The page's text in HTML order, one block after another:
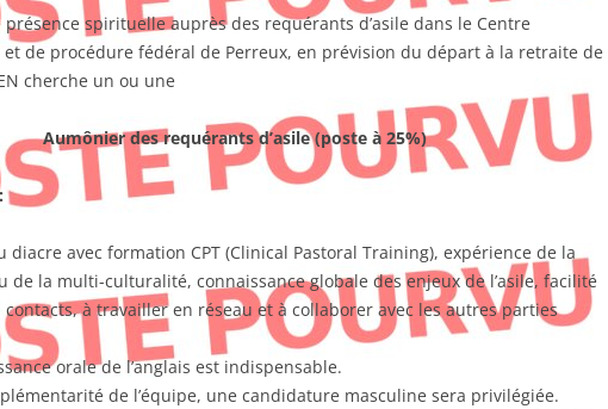
spirituelle auprès des requérants d’asile dans le Centre
et de procédure fédéral de Perreux, en prévision du départ à la retraite de
cherche un ou une
Aumônier des requérants d’asile (poste à 25%)
diacre avec formation CPT (Clinical Pastoral Training), expérience de la
de la multi-culturalité, connaissance globale des enjeux de l’asile, facilité
contacts, à travailler en réseau et à collaborer avec les autres parties
orale de l’anglais est indispensable.
de l’équipe, une candidature masculine sera privilégiée.